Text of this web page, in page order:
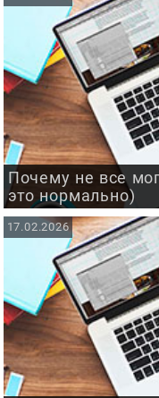
Почему не все
это нормально)
17.02.2026